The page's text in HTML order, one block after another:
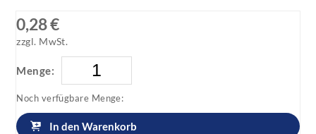
0,28 €
zzgl. MwSt.
Menge:
Noch verfügbare Menge:
In den Warenkorb